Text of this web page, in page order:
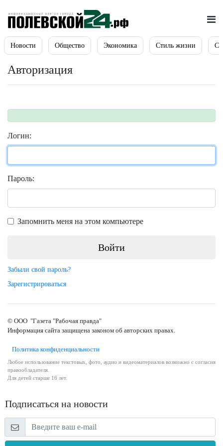
Новости Общество Экономика Стиль жизни
Авторизация
Логин:
Пароль:
Запомнить меня на этом компьютере
Забыли свой пароль?
Зарегистрироваться
© ООО "Газета "Рабочая правда"
Информация сайта защищена законом об авторских правах.
Политика конфиденциальности
Любое использование текстовых, фото, аудио и видеоматериалов возможно с согласия
правообладателя.
Для детей старше 16 лет.
Подписаться на новости